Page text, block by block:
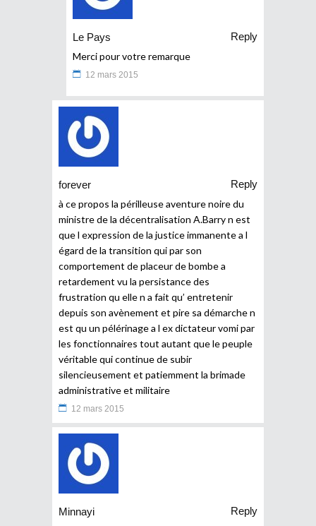
Le Pays
Reply
Merci pour votre remarque
12 mars 2015
forever
Reply
à ce propos la périlleuse aventure noire du
ministre de la décentralisation A.Barry n est
que l expression de la justice immanente a l
égard de la transition qui par son
comportement de placeur de bombe a
retardement vu la persistance des
frustration qu elle n a fait qu’ entretenir
depuis son avènement et pire sa démarche n
est qu un pélérinage a l ex dictateur vomi par
les fonctionnaires tout autant que le peuple
véritable qui continue de subir
silencieusement et patiemment la brimade
administrative et militaire
12 mars 2015
Minnayi
Reply